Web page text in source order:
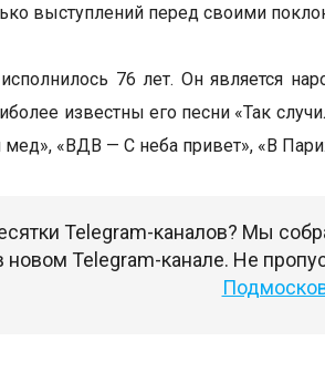
выступлений перед своими
76 лет. Он является
известны его песни «Так
мед», «ВДВ — С неба привет», «В
Telegram-каналов? Мы
новом Telegram-канале. Не